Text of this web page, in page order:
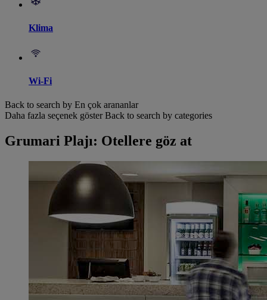
Klima
Wi-Fi
Back to search by En çok arananlar
Daha fazla seçenek göster Back to search by categories
Grumari Plajı: Otellere göz at